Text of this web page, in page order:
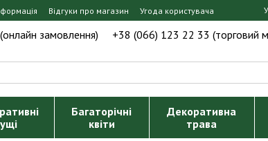
Відгуки про магазин Угода користувача
замовлення) +38 (066) 123 22 33 (торговий
Багаторічні
квіти
Декоративна
трава